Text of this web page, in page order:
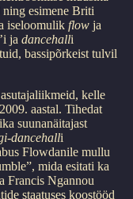
esimene Briti
iseloomulik flow ja
’i ja dancehalli
bassipõrkeist tulvil
kelle
aastal. Tihedat
suunanäitajast
dancehalli
Flowdanile mullu
mida esitati ka
Francis Ngannou
staatuses koostööd